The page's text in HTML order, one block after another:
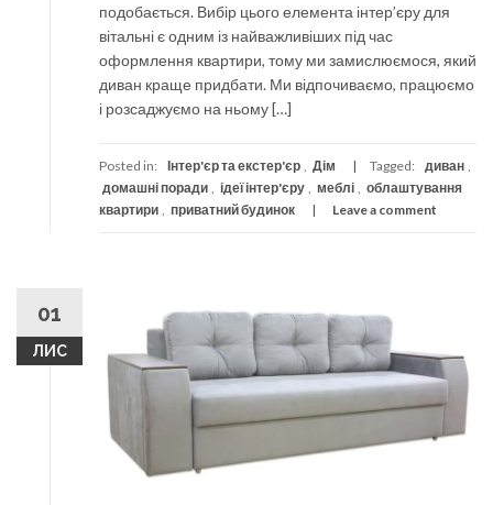
подобається. Вибір цього елемента інтер’єру для
вітальні є одним із найважливіших під час
оформлення квартири, тому ми замислюємося, який
диван краще придбати. Ми відпочиваємо, працюємо
і розсаджуємо на ньому […]
Posted in: Інтер'єр та екстер'єр Дім Tagged: диван
домашні поради
ідеї інтер'єру меблі
облаштування
квартири
приватний будинок Leave a comment
01
ЛИС